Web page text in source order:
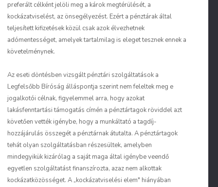
preferált célként jelöli meg a károk megtérülését, a
kockázatviselést, az önsegélyezést. Ezért a pénztárak által
teljesített kifizetések közül csak azok élvezhetnek
adómentességet, amelyek tartalmilag is eleget tesznek ennek a
követelménynek.
Az eseti döntésben vizsgált pénztári szolgáltatások a
Legfelsőbb Bíróság álláspontja szerint nem feleltek meg e
jogalkotói célnak, figyelemmel arra, hogy azokat
lakásfenntartási támogatás címén a pénztártagok röviddel azt
követően vették igénybe, hogy a munkáltató a tagdíj-
hozzájárulás összegét a pénztárnak átutalta. A pénztártagok
tehát olyan szolgáltatásban részesültek, amelyben
mindegyikük kizárólag a saját maga által igénybe veendő
egyetlen szolgáltatást finanszírozta, azaz nem alkottak
kockázatközösséget. A „kockázatviselési elem" hiányában